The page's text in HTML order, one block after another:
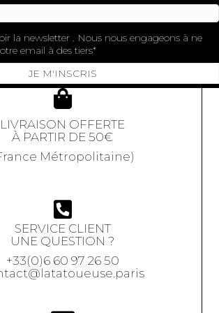
la newsletter . Nous nous engageons à ne
email à des tiers
JE M'INSCRIS
LIVRAISON OFFERTE
À PARTIR DE 50€
Métropolitaine)
SERVICE CLIENT
UNE QUESTION ?
+33(0)6 60 97 26 50